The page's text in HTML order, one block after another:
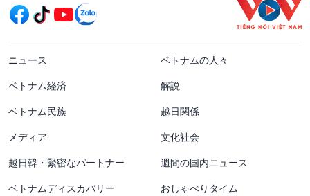
menu footer tiếng Nhật
ニュース ベトナムの人々
ベトナム経済 解説
ベトナム民族 越日関係
メディア 文化社会
越日韓・緊密なパートナー 週間の国内ニュース
ベトナムディスカバリー おしゃべりタイム